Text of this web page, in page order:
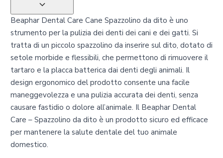
Beaphar Dental Care Cane Spazzolino da dito è uno
strumento per la pulizia dei denti dei cani e dei gatti. Si
tratta di un piccolo spazzolino da inserire sul dito, dotato di
setole morbide e flessibili, che permettono di rimuovere il
tartaro e la placca batterica dai denti degli animali. Il
design ergonomico del prodotto consente una facile
maneggevolezza e una pulizia accurata dei denti, senza
causare fastidio o dolore all’animale. Il Beaphar Dental
Care – Spazzolino da dito è un prodotto sicuro ed efficace
per mantenere la salute dentale del tuo animale
domestico.